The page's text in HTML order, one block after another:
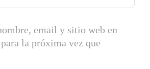
email y sitio web en
la próxima vez que